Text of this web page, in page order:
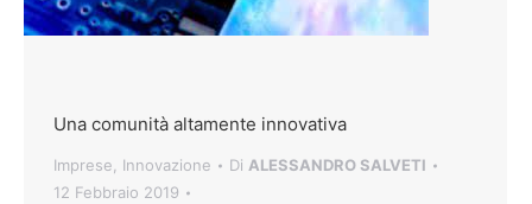
Una comunità altamente innovativa
Imprese Innovazione Di ALESSANDRO SALVETI
12 Febbraio 2019